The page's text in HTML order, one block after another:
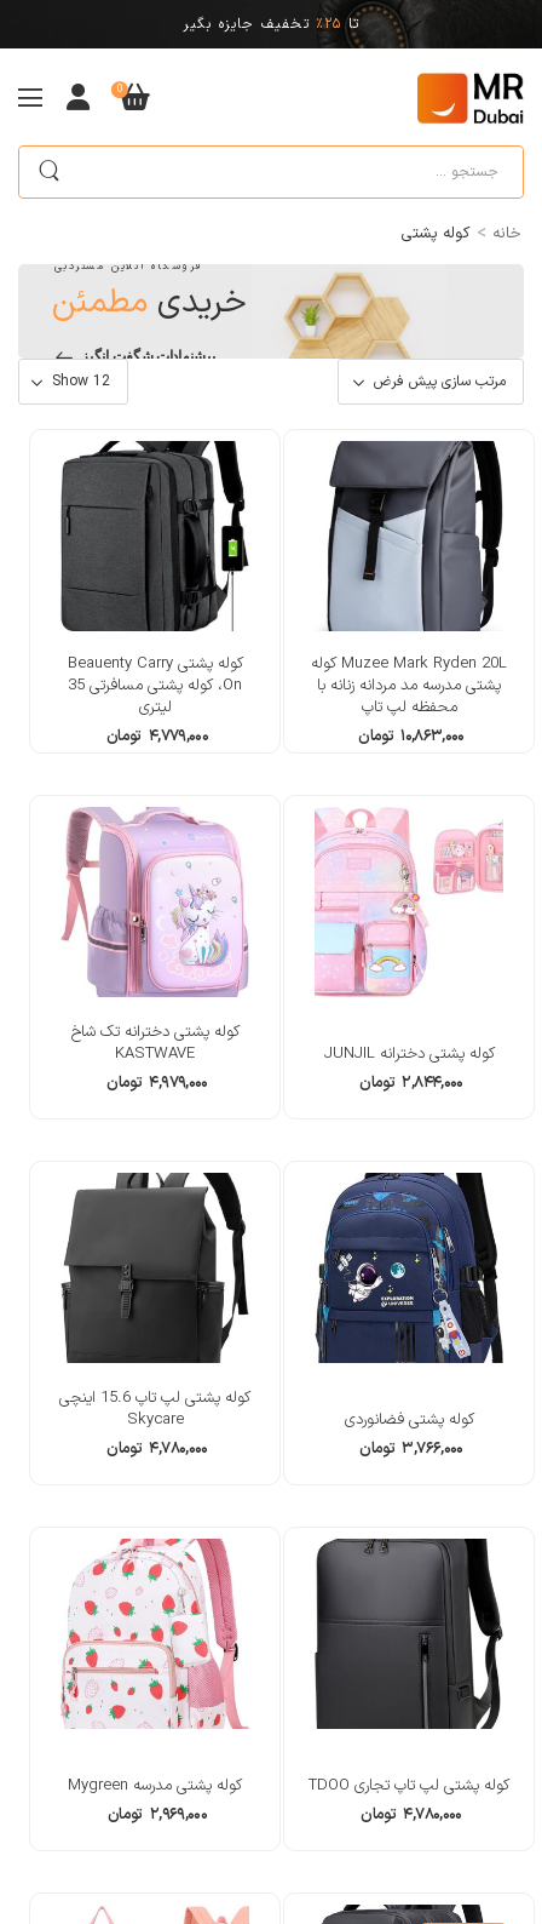
تا 25% تخفیف جایزه بگیر
0
خانه > کوله پشتی
فروشگاه آنلاین مستردبی
خریدی مطمئن
پیشنهادات شگفت انگیز
Muzee Mark Ryden 20L کوله
پشتی مدرسه مد مردانه زنانه با
محفظه لپ تاپ
۱۰,۸۶۳,۰۰۰ تومان
کوله پشتی Beauenty Carry
On، کوله پشتی مسافرتی 35
لیتری
۴,۷۷۹,۰۰۰ تومان
کوله پشتی دخترانه JUNJIL
۲,۸۴۴,۰۰۰ تومان
کوله پشتی دخترانه تک شاخ
KASTWAVE
۴,۹۷۹,۰۰۰ تومان
کوله پشتی فضانوردی
۳,۷۶۶,۰۰۰ تومان
کوله پشتی لپ تاپ 15.6 اینچی
Skycare
۴,۷۸۰,۰۰۰ تومان
کوله پشتی لپ تاپ تجاری TDOO
۴,۷۸۰,۰۰۰ تومان
کوله پشتی مدرسه Mygreen
۲,۹۶۹,۰۰۰ تومان